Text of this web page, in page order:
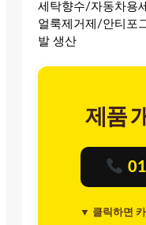
세탁향수/자동차용
얼룩제거제/안티포
발 생산
제품
▼ 클릭하면